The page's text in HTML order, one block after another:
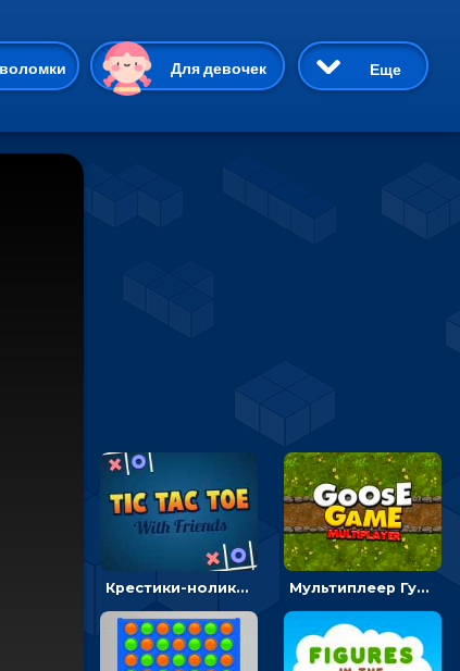
Для девочек
Приключения
Еще
Крестики-нолики мультиплеер: найди соперника и сразись Мультиплеер Гусь: кидай кости и шагай к финишу